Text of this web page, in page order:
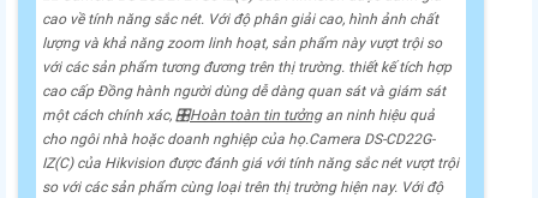
cao về tính năng sắc nét. Với độ phân giải cao, hình ảnh chất
lượng và khả năng zoom linh hoạt, sản phẩm này vượt trội so
với các sản phẩm tương đương trên thị trường. thiết kế tích hợp
cao cấp Đồng hành người dùng dễ dàng quan sát và giám sát
một cách chính xác, 🎛Hoàn toàn tin tưởngan ninh hiệu quả
cho ngôi nhà hoặc doanh nghiệp của họ.Camera DS-CD22G-
IZ(C) của Hikvision được đánh giá với tính năng sắc nét vượt trội
so với các sản phẩm cùng loại trên thị trường hiện nay. Với độ